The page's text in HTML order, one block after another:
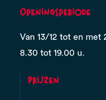
Openingsperiode
Van 13/12 tot en
8.30 tot 19.00 u.
Prijzen